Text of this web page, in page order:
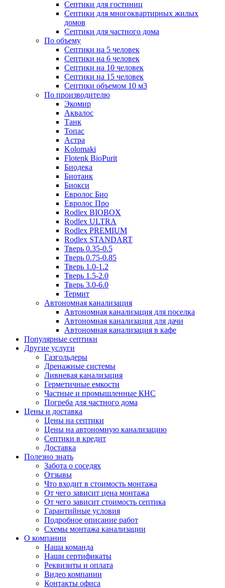
Септики для гостиниц
Септики для многоквартирных жилых
домов
Септики для частного дома
По объему
Септики на 5 человек
Септики на 6 человек
Септики на 10 человек
Септики на 15 человек
Септики объемом 10 м3
По производителю
Экомир
Аквалос
Танк
Топас
Астра
Kolomaki
Flotenk BioPurit
Биодека
Биотанк
Биокси
Евролос Био
Евролос Про
Rodlex BIOBOX
Rodlex ULTRA
Rodlex PREMIUM
Rodlex STANDART
Тверь 0.35-0.5
Тверь 0.75-0.85
Тверь 1.0-1.2
Тверь 1.5-2.0
Тверь 3.0-6.0
Термит
Автономная канализация
Автономная канализация для поселка
Автономная канализация для дачи
Автономная канализация в кафе
Популярные септики
Другие услуги
Газгольдеры
Дренажные системы
Ливневая канализация
Герметичные емкости
Частные и промышленные КНС
Погреба для частного дома
Цены и доставка
Цены на септики
Цены на автономную канализацию
Септики в кредит
Доставка
Полезно знать
Забота о соседях
Отзывы
Что входит в стоимость монтажа
От чего зависит цена монтажа
От чего зависит стоимость септика
Гарантийные условия
Подробное описание работ
Схемы монтажа канализации
О компании
Наша команда
Наши сертификаты
Реквизиты и оплата
Видео компании
Контакты офиса